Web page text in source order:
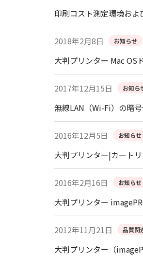
印刷コスト測定環境お
2018年2月8日 お知らせ
大判プリンター Mac OS
2017年12月15日 お知ら
無線LAN（Wi-Fi）の暗
2016年12月5日 お知らせ
大判プリンター|カート
2016年2月16日 お知らせ
大判プリンター
2012年11月21日 品質関
大判プリンター（